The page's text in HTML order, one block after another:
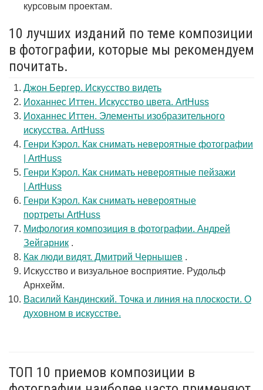
курсовым проектам.
10 лучших изданий по теме композиции
в фотографии, которые мы рекомендуем
почитать.
Джон Бергер. Искусство видеть
Иоханнес Иттен. Искусство цвета. ArtHuss
Иоханнес Иттен. Элементы изобразительного
искусства. ArtHuss
Генри Кэрол. Как снимать невероятные фотографии
| ArtHuss
Генри Кэрол. Как снимать невероятные пейзажи
| ArtHuss
Генри Кэрол. Как снимать невероятные
портреты ArtHuss
Мифология композиция в фотографии. Андрей
Зейгарник .
Как люди видят. Дмитрий Чернышев .
Искусство и визуальное восприятие. Рудольф
Арнхейм.
Василий Кандинский. Точка и линия на плоскости. О
духовном в искусстве.
ТОП 10 приемов композиции в